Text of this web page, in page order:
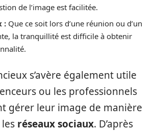
de l’image est facilitée.
: Que ce soit lors d’une réunion ou d’un
la tranquillité est difficile à obtenir
s’avère également utile
ou les professionnels
gérer leur image de manière
réseaux sociaux. D’après